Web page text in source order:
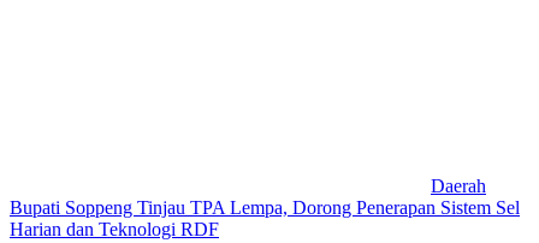
Daerah
Bupati Soppeng Tinjau TPA Lempa, Dorong Penerapan Sistem Sel
Harian dan Teknologi RDF